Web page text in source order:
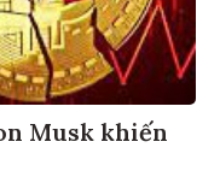
Musk khiến